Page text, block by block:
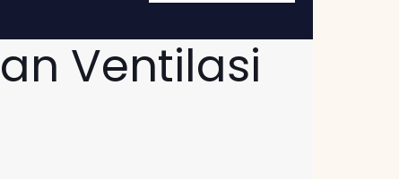
Ventilasi